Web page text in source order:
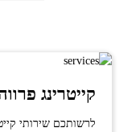
קייטרינג
לרשותכם שירותי